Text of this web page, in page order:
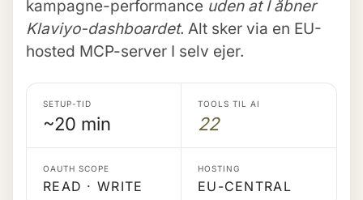
kampagne-performance uden at I åbner
Klaviyo-dashboardet. Alt sker via en EU-
hosted MCP-server I selv ejer.
SETUP-TID
~20 min
TOOLS TIL AI
22
OAUTH SCOPE
READ · WRITE
HOSTING
EU-CENTRAL